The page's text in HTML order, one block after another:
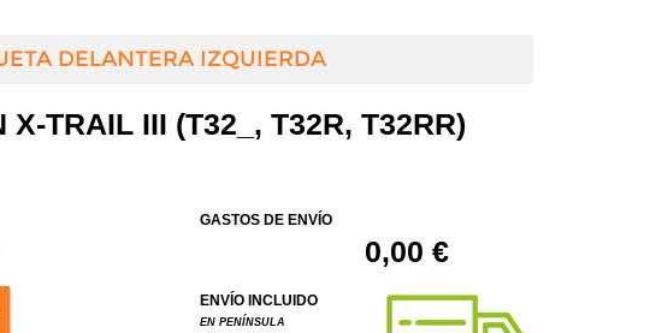
DELANTERA IZQUIERDA
TRAIL III (T32_, T32R, T32RR)
GASTOS DE ENVÍO
0,00 €
ENVÍO INCLUIDO
EN PENÍNSULA